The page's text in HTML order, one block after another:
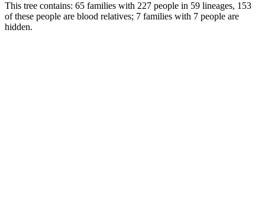
This tree contains: 65 families with 227 people in 59 lineages, 153
of these people are blood relatives; 7 families with 7 people are
hidden.